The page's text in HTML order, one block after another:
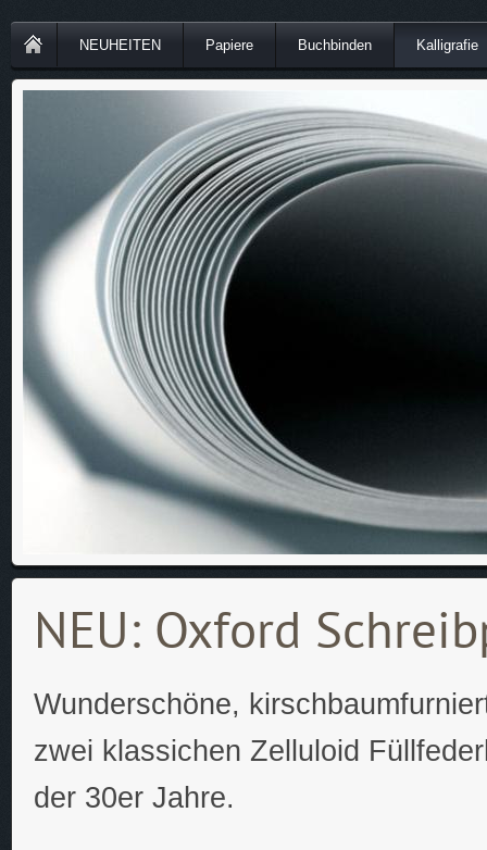
NEUHEITEN Papiere Buchbinden Kalligrafie
NEU: Oxford
Wunderschöne,
zwei klassichen Zelluloid
der 30er Jahre.